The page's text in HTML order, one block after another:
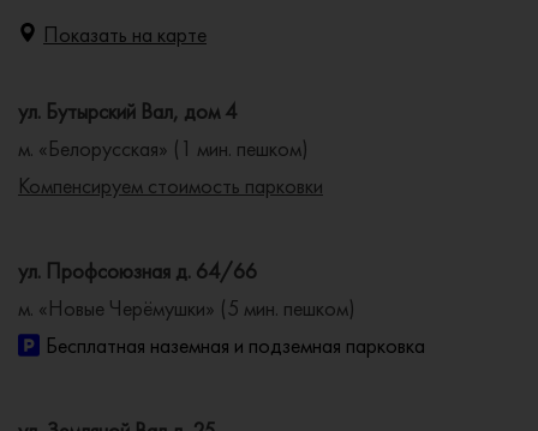
Показать на карте
ул. Бутырский Вал, дом 4
м. «Белорусская» (1 мин. пешком)
Компенсируем стоимость парковки
ул. Профсоюзная д. 64/66
м. «Новые Черёмушки» (5 мин. пешком)
Бесплатная наземная и подземная парковка